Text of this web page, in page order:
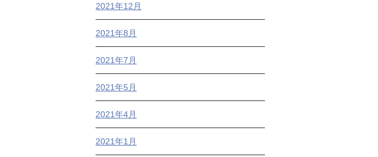
2021年12月
2021年8月
2021年7月
2021年5月
2021年4月
2021年1月